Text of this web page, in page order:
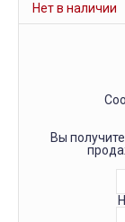
Нет в наличии
Вы